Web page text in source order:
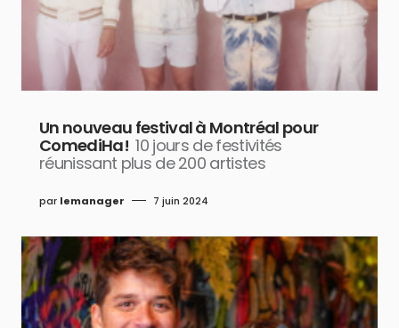
Un nouveau festival à Montréal pour
ComediHa! 10 jours de festivités
réunissant plus de 200 artistes
par lemanager 7 juin 2024